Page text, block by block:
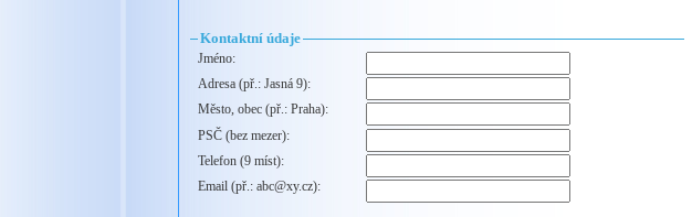
Kontaktní údaje
Jméno:
Adresa (př.: Jasná 9):
Město, obec (př.: Praha):
PSČ (bez mezer):
Telefon (9 míst):
Email (př.: abc@xy.cz):